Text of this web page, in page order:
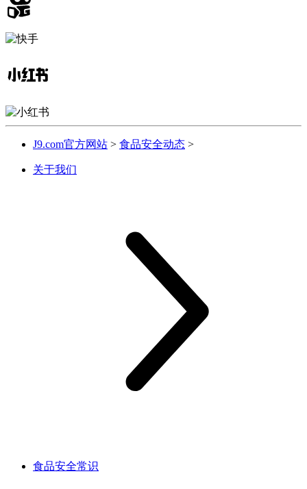
J9.com官方网站 > 食品安全动态 >
关于我们
食品安全常识